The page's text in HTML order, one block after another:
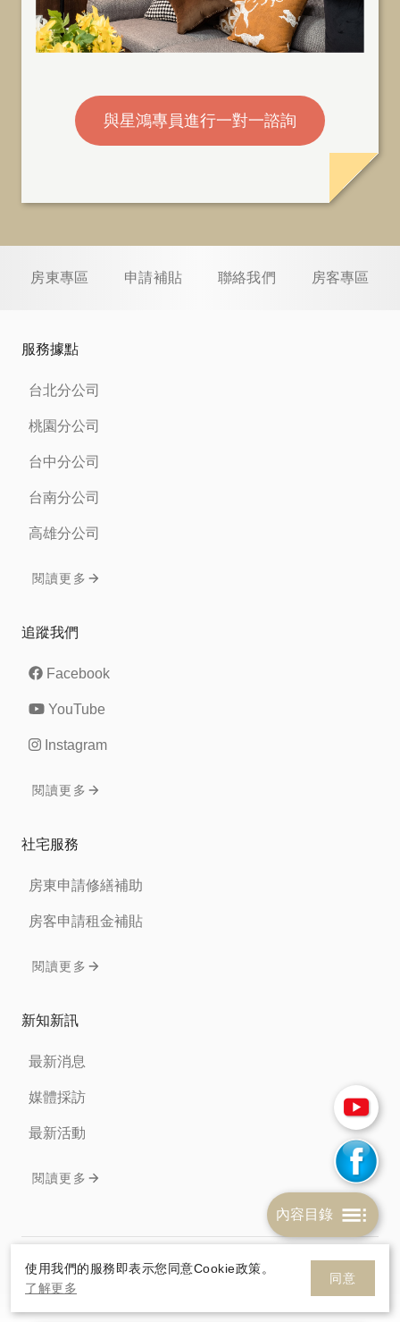
與星鴻專員進行一對一諮詢
房東專區 申請補貼 聯絡我們 房客專區
服務據點
台北分公司
桃園分公司
台中分公司
台南分公司
高雄分公司
閱讀更多
追蹤我們
Facebook
YouTube
Instagram
閱讀更多
社宅服務
房東申請修繕補助
房客申請租金補貼
閱讀更多
新知新訊
最新消息
媒體採訪
最新活動
閱讀更多
免責聲明 隱私權條款 Cookie政策
內容目錄
使用我們的服務即表示您同意Cookie政策。
了解更多
同意